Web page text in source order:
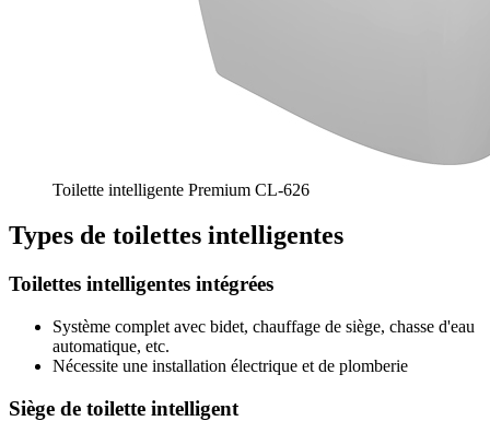
Toilette intelligente Premium CL-626
Types de toilettes intelligentes
Toilettes intelligentes intégrées
Système complet avec bidet, chauffage de siège, chasse d'eau
automatique, etc.
Nécessite une installation électrique et de plomberie
Siège de toilette intelligent